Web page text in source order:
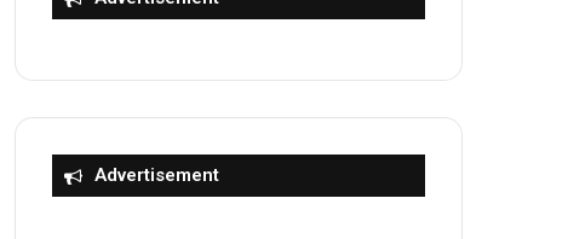
Advertisement